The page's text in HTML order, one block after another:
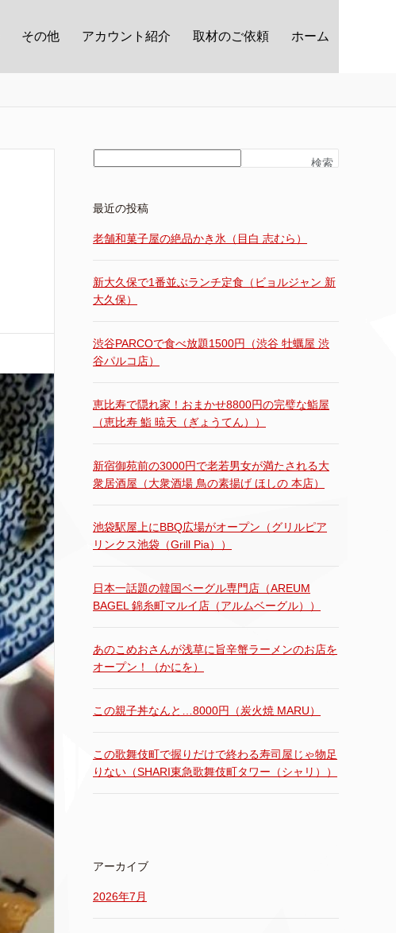
その他 アカウント紹介 取材のご依頼 ホーム
検索
最近の投稿
老舗和菓子屋の絶品かき氷（目白 志むら）
新大久保で1番並ぶランチ定食（ビョルジャン 新
大久保）
渋谷PARCOで食べ放題1500円（渋谷 牡蠣屋 渋
谷パルコ店）
恵比寿で隠れ家！おまかせ8800円の完璧な鮨屋
（恵比寿 鮨 暁天（ぎょうてん））
新宿御苑前の3000円で老若男女が満たされる大
衆居酒屋（大衆酒場 鳥の素揚げ ほしの 本店）
池袋駅屋上にBBQ広場がオープン（グリルピア
リンクス池袋（Grill Pia））
日本一話題の韓国ベーグル専門店（AREUM
BAGEL 錦糸町マルイ店（アルムベーグル））
あのこめおさんが浅草に旨辛蟹ラーメンのお店を
オープン！（かにを）
この親子丼なんと…8000円（炭火焼 MARU）
この歌舞伎町で握りだけで終わる寿司屋じゃ物足
りない（SHARI東急歌舞伎町タワー（シャリ））
アーカイブ
2026年7月